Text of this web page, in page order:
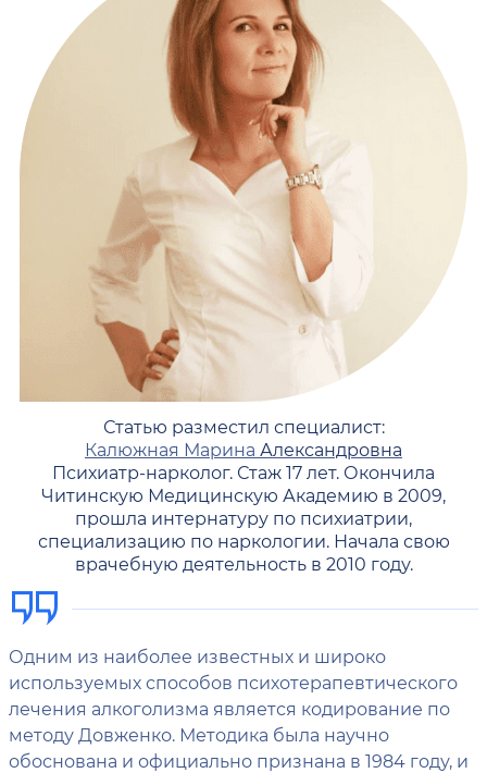
Статью разместил специалист:
Калюжная Марина Александровна
Психиатр-нарколог. Стаж 17 лет. Окончила
Читинскую Медицинскую Академию в 2009,
прошла интернатуру по психиатрии,
специализацию по наркологии. Начала свою
врачебную деятельность в 2010 году.
Одним из наиболее известных и широко
используемых способов психотерапевтического
лечения алкоголизма является кодирование по
методу Довженко. Методика была научно
обоснована и официально признана в 1984 году, и